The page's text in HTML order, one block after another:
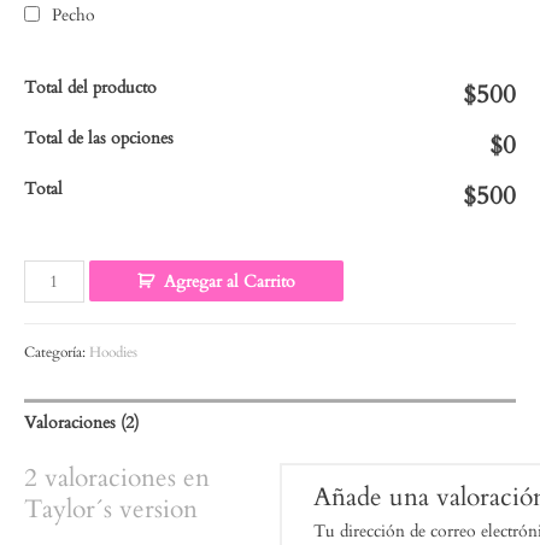
Pecho
Total del producto $500
Total de las opciones $0
Total $500
Agregar al Carrito
Categoría: Hoodies
Valoraciones (2)
2 valoraciones en
Taylor´s version
Añade una
Tu dirección de correo